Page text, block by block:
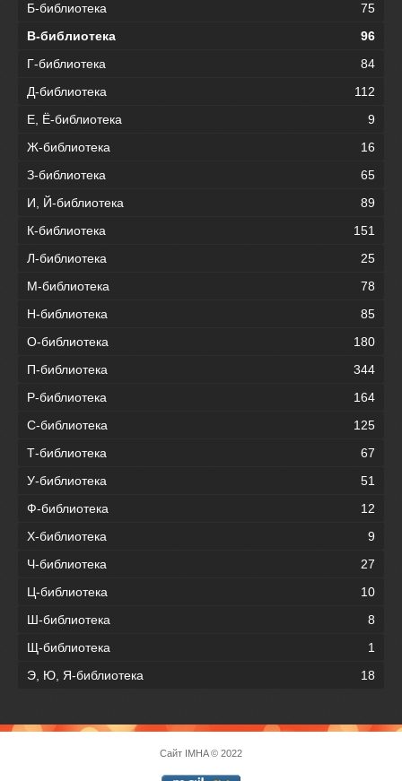
Б-библиотека
75
В-библиотека
96
Г-библиотека
84
Д-библиотека
112
Е, Ё-библиотека
9
Ж-библиотека
16
З-библиотека
65
И, Й-библиотека
89
К-библиотека
151
Л-библиотека
25
М-библиотека
78
Н-библиотека
85
О-библиотека
180
П-библиотека
344
Р-библиотека
164
С-библиотека
125
Т-библиотека
67
У-библиотека
51
Ф-библиотека
12
Х-библиотека
9
Ч-библиотека
27
Ц-библиотека
10
Ш-библиотека
8
Щ-библиотека
1
Э, Ю, Я-библиотека
18
Сайт IMHA© 2022